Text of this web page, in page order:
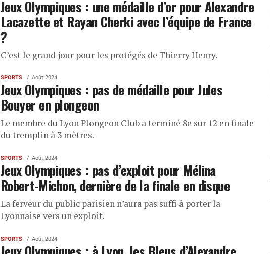
Jeux Olympiques : une médaille d’or pour Alexandre
Lacazette et Rayan Cherki avec l’équipe de France
?
C’est le grand jour pour les protégés de Thierry Henry.
SPORTS Août 2024
Jeux Olympiques : pas de médaille pour Jules
Bouyer en plongeon
Le membre du Lyon Plongeon Club a terminé 8e sur 12 en finale
du tremplin à 3 mètres.
SPORTS Août 2024
Jeux Olympiques : pas d’exploit pour Mélina
Robert-Michon, dernière de la finale en disque
La ferveur du public parisien n’aura pas suffi à porter la
Lyonnaise vers un exploit.
SPORTS Août 2024